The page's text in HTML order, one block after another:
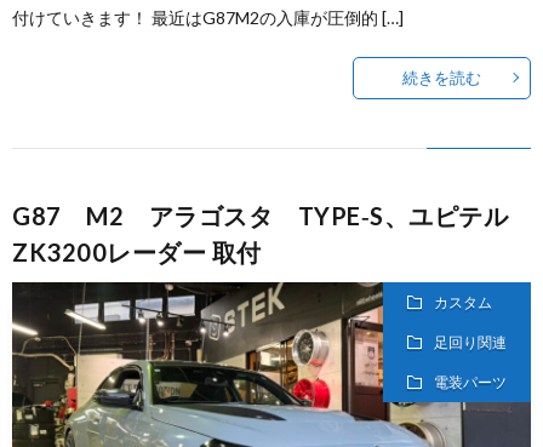
付けていきます！ 最近はG87M2の入庫が圧倒的 […]
続きを読む
G87 M2 アラゴスタ TYPE‐S、ユピテル
ZK3200レーダー 取付
カスタム
足回り関連
電装パーツ